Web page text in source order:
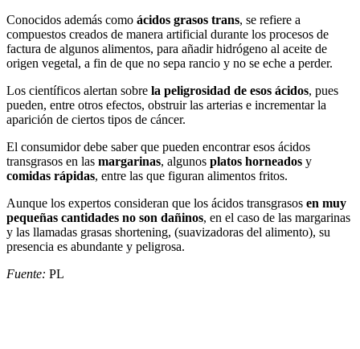
Conocidos además como ácidos grasos trans, se refiere a
compuestos creados de manera artificial durante los procesos de
factura de algunos alimentos, para añadir hidrógeno al aceite de
origen vegetal, a fin de que no sepa rancio y no se eche a perder.
Los científicos alertan sobre la peligrosidad de esos ácidos, pues
pueden, entre otros efectos, obstruir las arterias e incrementar la
aparición de ciertos tipos de cáncer.
El consumidor debe saber que pueden encontrar esos ácidos
transgrasos en las margarinas, algunos platos horneados y
comidas rápidas, entre las que figuran alimentos fritos.
Aunque los expertos consideran que los ácidos transgrasos en muy
pequeñas cantidades no son dañinos, en el caso de las margarinas
y las llamadas grasas shortening, (suavizadoras del alimento), su
presencia es abundante y peligrosa.
Fuente: PL